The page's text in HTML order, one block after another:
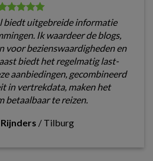
biedt uitgebreide informatie
Ik waardeer de blogs,
voor bezienswaardigheden en
biedt het regelmatig last-
aanbiedingen, gecombineerd
in vertrekdata, maken het
betaalbaar te reizen.
/ Tilburg